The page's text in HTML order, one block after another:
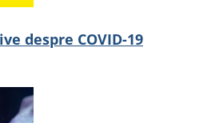
despre COVID-19